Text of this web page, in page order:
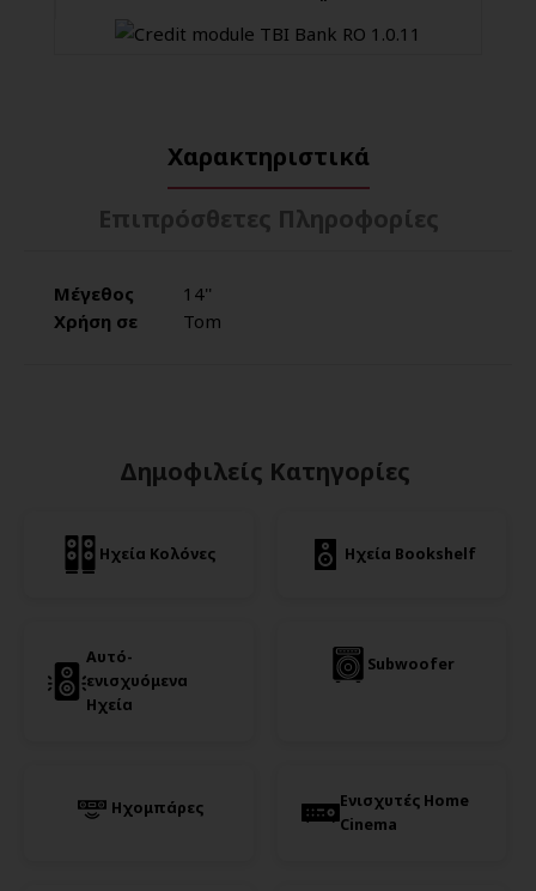
Χαρακτηριστικά
Επιπρόσθετες Πληροφορίες
Μέγεθος
14''
Χρήση σε
Tom
Δημοφιλείς Κατηγορίες
Ηχεία Κολόνες Ηχεία Bookshelf
Αυτό-
ενισχυόμενα
Ηχεία
Subwoofer
Ηχομπάρες
Ενισχυτές Home
Cinema